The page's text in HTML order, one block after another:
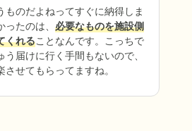
ものだよねってすぐに納得しま
たのは、 必要なものを施設側
くれることなんです。こっちで
届けに行く手間もないので、
せてもらってますね。